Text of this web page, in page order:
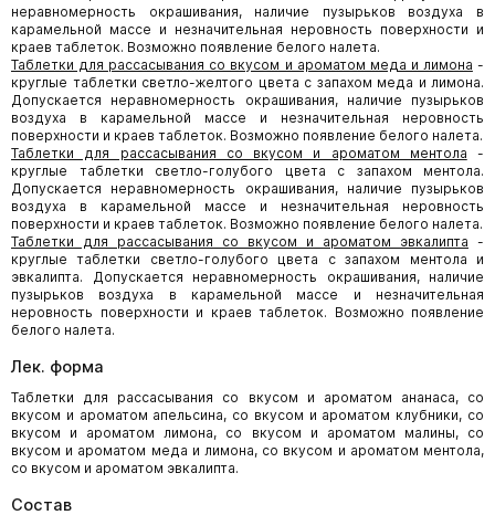
неравномерность окрашивания, наличие пузырьков воздуха в
карамельной массе и незначительная неровность поверхности и
краев таблеток. Возможно появление белого налета.
Таблетки для рассасывания со вкусом и ароматом меда и лимона -
круглые таблетки светло-желтого цвета с запахом меда и лимона.
Допускается неравномерность окрашивания, наличие пузырьков
воздуха в карамельной массе и незначительная неровность
поверхности и краев таблеток. Возможно появление белого налета.
Таблетки для рассасывания со вкусом и ароматом ментола -
круглые таблетки светло-голубого цвета с запахом ментола.
Допускается неравномерность окрашивания, наличие пузырьков
воздуха в карамельной массе и незначительная неровность
поверхности и краев таблеток. Возможно появление белого налета.
Таблетки для рассасывания со вкусом и ароматом эвкалипта -
круглые таблетки светло-голубого цвета с запахом ментола и
эвкалипта. Допускается неравномерность окрашивания, наличие
пузырьков воздуха в карамельной массе и незначительная
неровность поверхности и краев таблеток. Возможно появление
белого налета.
Лек. форма
Таблетки для рассасывания со вкусом и ароматом ананаса, со
вкусом и ароматом апельсина, со вкусом и ароматом клубники, со
вкусом и ароматом лимона, со вкусом и ароматом малины, со
вкусом и ароматом меда и лимона, со вкусом и ароматом ментола,
со вкусом и ароматом эвкалипта.
Состав